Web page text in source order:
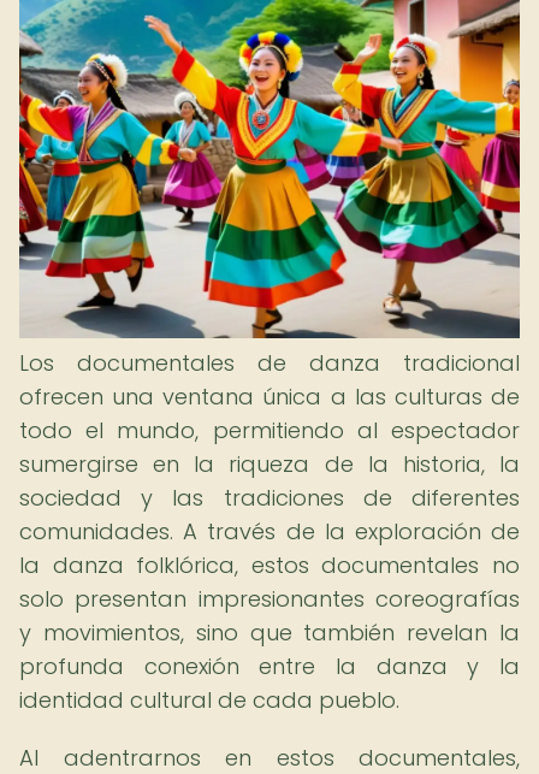
Los documentales de danza tradicional
ofrecen una ventana única a las culturas de
todo el mundo, permitiendo al espectador
sumergirse en la riqueza de la historia, la
sociedad y las tradiciones de diferentes
comunidades. A través de la exploración de
la danza folklórica, estos documentales no
solo presentan impresionantes coreografías
y movimientos, sino que también revelan la
profunda conexión entre la danza y la
identidad cultural de cada pueblo.
Al adentrarnos en estos documentales,